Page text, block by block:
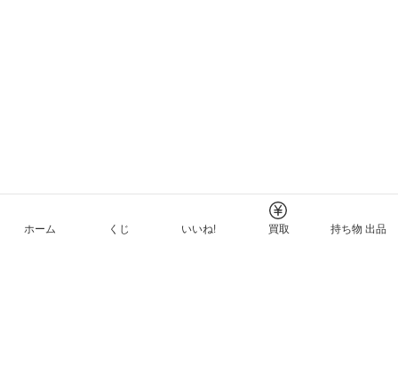
ホーム くじ いいね! 買取 持ち物 出品